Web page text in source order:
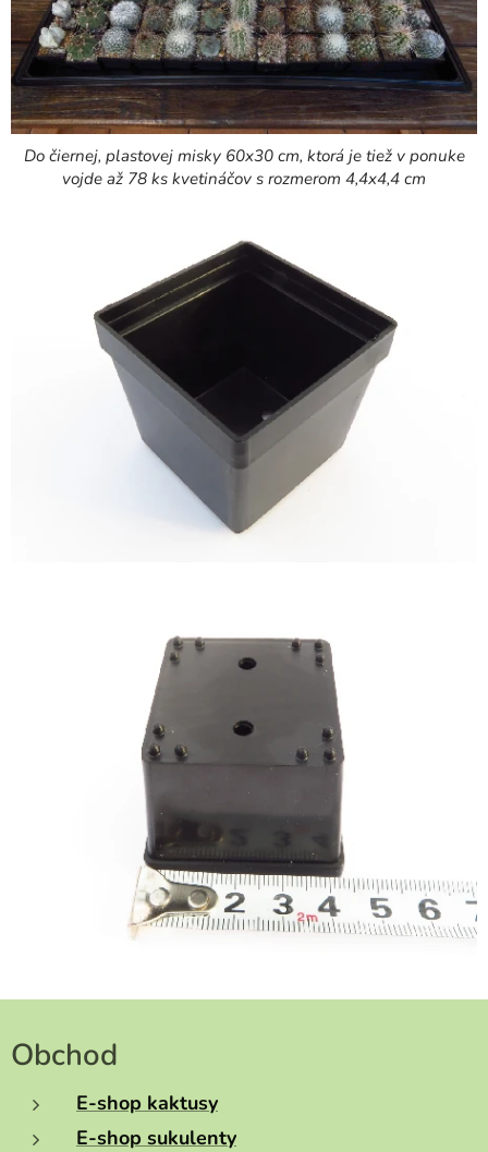
Do čiernej, plastovej misky 60x30 cm, ktorá je tiež v ponuke
vojde až 78 ks kvetináčov s rozmerom 4,4x4,4 cm
Obchod
E-shop kaktusy
E-shop sukulenty